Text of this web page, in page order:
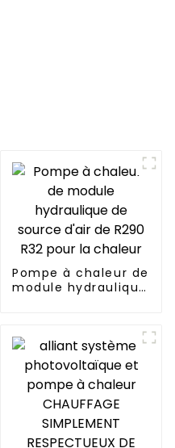
Pompe à chaleur de
module hydraulique